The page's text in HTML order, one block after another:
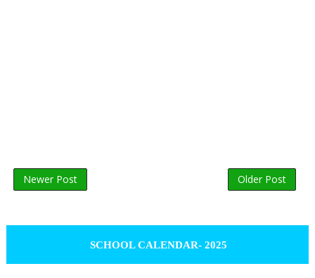
Newer Post Older Post
SCHOOL CALENDAR- 2025